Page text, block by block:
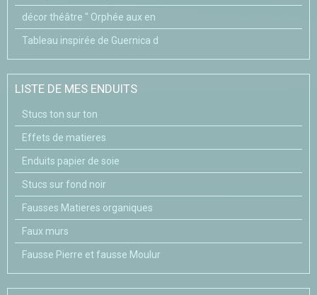
décor théâtre " Orphée aux en
Tableau inspirée de Guernica d
LISTE DE MES ENDUITS
Stucs ton sur ton
Effets de matieres
Enduits papier de soie
Stucs sur fond noir
Fausses Matieres organiques
Faux murs
Fausse Pierre et fausse Moulur